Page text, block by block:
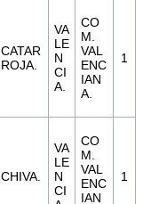
CATAR
ROJA.
VA
LE
N
CI
A.
CO
M.
VAL
ENC
IAN
A.
1
CHIVA.
VA
LE
N
CI
CO
M.
VAL
ENC
IAN
1